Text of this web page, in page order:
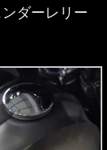
ダーレリー